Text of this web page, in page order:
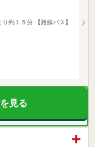
約１５分 【路線バス】
見る